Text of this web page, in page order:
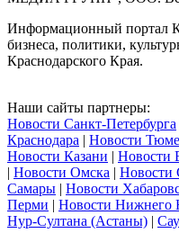
Информационный портал
бизнеса, политики,
Краснодарского Края.
Наши сайты партнеры:
Новости Санкт-Петербурга
Краснодара | Новости
Новости Казани | Новости
| Новости Омска | Новости
Самары | Новости
Перми | Новости Нижнего
Нур-Султана (Астаны) |